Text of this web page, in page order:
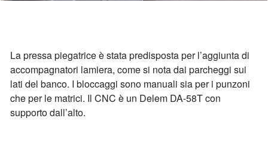
La pressa piegatrice è stata predisposta per l’aggiunta di
accompagnatori lamiera, come si nota dai parcheggi sui
lati del banco. I bloccaggi sono manuali sia per i punzoni
che per le matrici. Il CNC è un Delem DA-58T con
supporto dall’alto.